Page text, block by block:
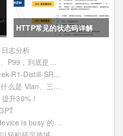
HTTP常见的状态码详解
志分析
监控指标中的 P90、P95、P99，到底是个啥？
SRE领域大模型-DeepSeek-R1-Distill-SRE-Qwen-32B-INT8
教科书级别的理解：到底什么是 Vlan、三层交换机、网关与DNS？
升30%！
【Linux】umount 提示:device is busy 的处理方法(In some cases useful info about processes that use )